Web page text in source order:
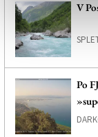
V
Po